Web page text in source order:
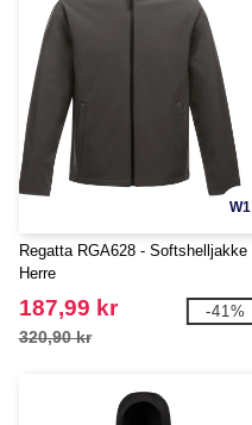
W1
Regatta RGA628 - Softshelljakke
Herre
187,99 kr
320,90 kr
-41%